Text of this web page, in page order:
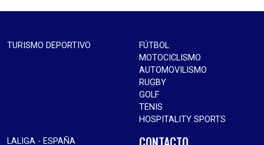
TURISMO DEPORTIVO
FÚTBOL
MOTOCICLISMO
AUTOMOVILISMO
RUGBY
GOLF
TENIS
HOSPITALITY SPORTS
LALIGA - ESPAÑA